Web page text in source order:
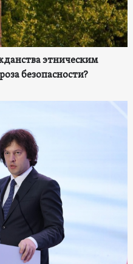
этническим
безопасности?